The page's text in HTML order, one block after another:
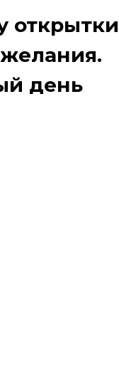
открытки
день